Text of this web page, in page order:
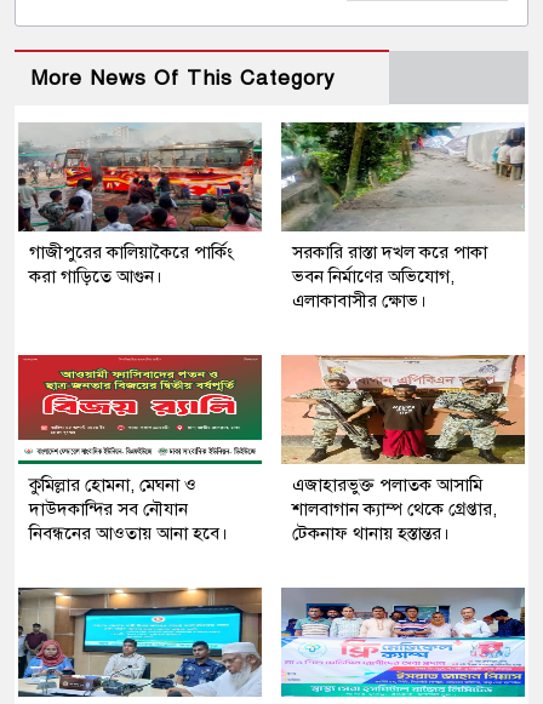
More News Of This Category
গাজীপুরের কালিয়াকৈরে পার্কিং
করা গাড়িতে আগুন।
সরকারি রাস্তা দখল করে পাকা
ভবন নির্মাণের অভিযোগ,
এলাকাবাসীর ক্ষোভ।
কুমিল্লার হোমনা, মেঘনা ও
দাউদকান্দির সব নৌযান
নিবন্ধনের আওতায় আনা হবে।
এজাহারভুক্ত পলাতক আসামি
শালবাগান ক্যাম্প থেকে গ্রেপ্তার,
টেকনাফ থানায় হস্তান্তর।